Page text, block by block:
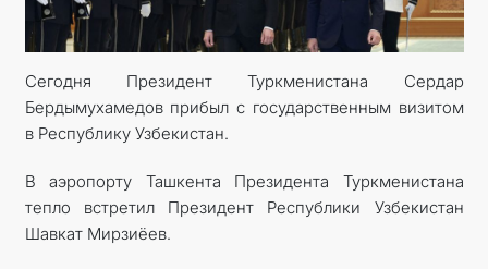
联系我们
Сегодня Президент Туркменистана Сердар
Бердымухамедов прибыл с государственным визитом
в Республику Узбекистан.
В аэропорту Ташкента Президента Туркменистана
тепло встретил Президент Республики Узбекистан
Шавкат Мирзиёев.